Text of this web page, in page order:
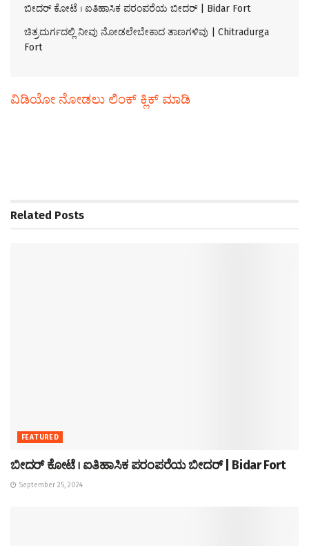
ಬೀದರ್ ಕೋಟೆ । ಐತಿಹಾಸಿಕ ಪರಂಪರೆಯ ಬೀದರ್ | Bidar Fort
ಚಿತ್ರದುರ್ಗದಲ್ಲಿ ನೀವು ನೋಡಲೇಬೇಕಾದ ತಾಣಗಳಿವು | Chitradurga
Fort
ವಿಡಿಯೋ ನೋಡಲು ಲಿಂಕ್‌ ಕ್ಲಿಕ್‌ ಮಾಡಿ
Related Posts
FEATURED
ಬೀದರ್ ಕೋಟೆ । ಐತಿಹಾಸಿಕ ಪರಂಪರೆಯ ಬೀದರ್ | Bidar Fort
September 25, 2024